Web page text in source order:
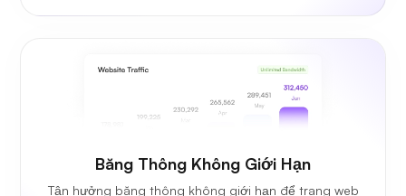
Băng Thông Không Giới Hạn
Tận hưởng băng thông không giới hạn để trang web